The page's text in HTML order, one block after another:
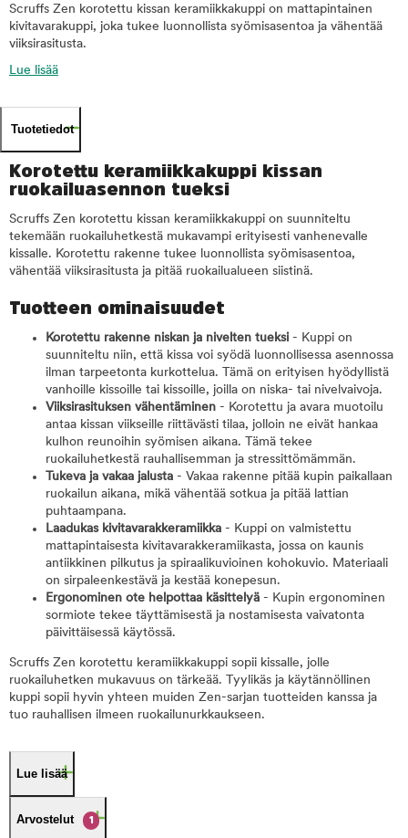
Scruffs Zen korotettu kissan keramiikkakuppi on mattapintainen
kivitavarakuppi, joka tukee luonnollista syömisasentoa ja vähentää
viiksirasitusta.
Lue lisää
Tuotetiedot
Korotettu keramiikkakuppi kissan
ruokailuasennon tueksi
Scruffs Zen korotettu kissan keramiikkakuppi on suunniteltu
tekemään ruokailuhetkestä mukavampi erityisesti vanhenevalle
kissalle. Korotettu rakenne tukee luonnollista syömisasentoa,
vähentää viiksirasitusta ja pitää ruokailualueen siistinä.
Tuotteen ominaisuudet
Korotettu rakenne niskan ja nivelten tueksi - Kuppi on
suunniteltu niin, että kissa voi syödä luonnollisessa asennossa
ilman tarpeetonta kurkottelua. Tämä on erityisen hyödyllistä
vanhoille kissoille tai kissoille, joilla on niska- tai nivelvaivoja.
Viiksirasituksen vähentäminen - Korotettu ja avara muotoilu
antaa kissan viikseille riittävästi tilaa, jolloin ne eivät hankaa
kulhon reunoihin syömisen aikana. Tämä tekee
ruokailuhetkestä rauhallisemman ja stressittömämmän.
Tukeva ja vakaa jalusta - Vakaa rakenne pitää kupin paikallaan
ruokailun aikana, mikä vähentää sotkua ja pitää lattian
puhtaampana.
Laadukas kivitavarakkeramiikka - Kuppi on valmistettu
mattapintaisesta kivitavarakkeramiikasta, jossa on kaunis
antiikkinen pilkutus ja spiraalikuvioinen kohokuvio. Materiaali
on sirpaleenkestävä ja kestää konepesun.
Ergonominen ote helpottaa käsittelyä - Kupin ergonominen
sormiote tekee täyttämisestä ja nostamisesta vaivatonta
päivittäisessä käytössä.
Scruffs Zen korotettu keramiikkakuppi sopii kissalle, jolle
ruokailuhetken mukavuus on tärkeää. Tyylikäs ja käytännöllinen
kuppi sopii hyvin yhteen muiden Zen-sarjan tuotteiden kanssa ja
tuo rauhallisen ilmeen ruokailunurkkaukseen.
Lue lisää
Arvostelut 1